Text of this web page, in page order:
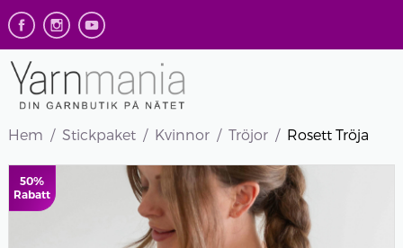
Hem Stickpaket Kvinnor Tröjor Rosett Tröja
50%
Rabatt